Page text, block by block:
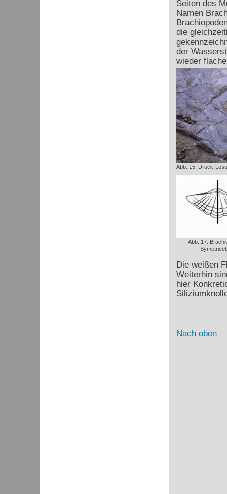
Seiten des
Namen
die
der
wieder
Abb. 15: Druck-
Abb. 17:
Die weißen
Weiterhin
hier
Nach oben